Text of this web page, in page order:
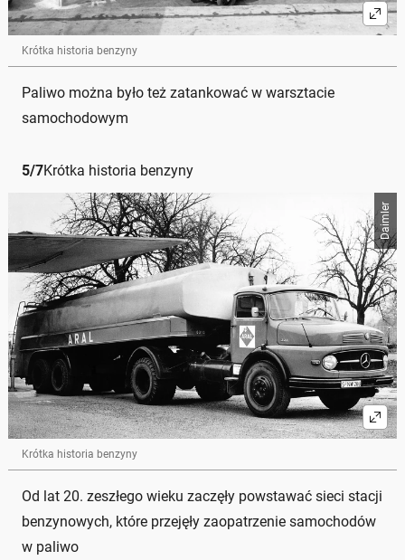
Krótka historia benzyny
Paliwo można było też zatankować w warsztacie
samochodowym
5/7Krótka historia benzyny
Daimler
Krótka historia benzyny
Od lat 20. zeszłego wieku zaczęły powstawać sieci stacji
benzynowych, które przejęły zaopatrzenie samochodów
w paliwo